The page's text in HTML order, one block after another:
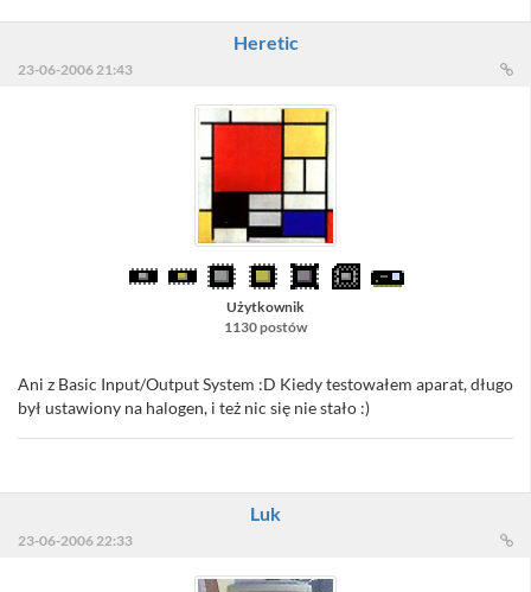
Heretic
23-06-2006 21:43
Użytkownik
1130 postów
Ani z Basic Input/Output System :D Kiedy testowałem aparat, długo
był ustawiony na halogen, i też nic się nie stało :)
Luk
23-06-2006 22:33